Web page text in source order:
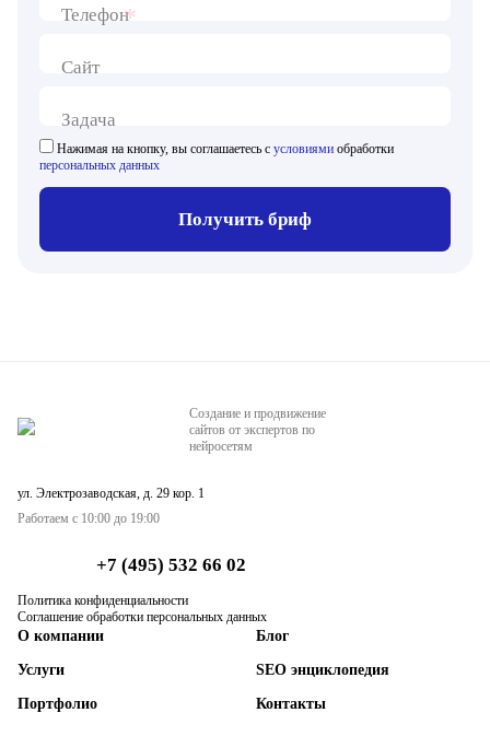
Телефон*
Сайт
Задача
Нажимая на кнопку, вы соглашаетесь с условиями обработки
персональных данных
Получить бриф
Создание и продвижение
сайтов от экспертов по
нейросетям
ул. Электрозаводская, д. 29 кор. 1
Работаем с 10:00 до 19:00
+7 (495) 532 66 02
Политика конфиденциальности
Соглашение обработки персональных данных
О компании
Услуги
Портфолио
Блог
SEO энциклопедия
Контакты